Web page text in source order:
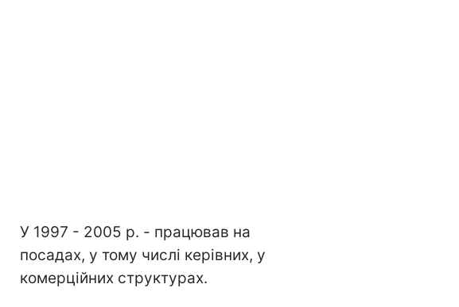
У 1997 - 2005 р. - працював на
посадах, у тому числі керівних, у
комерційних структурах.